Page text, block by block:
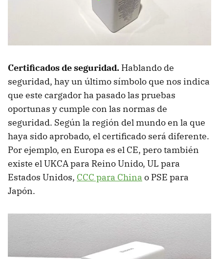
Certificados de seguridad. Hablando de
seguridad, hay un último símbolo que nos indica
que este cargador ha pasado las pruebas
oportunas y cumple con las normas de
seguridad. Según la región del mundo en la que
haya sido aprobado, el certificado será diferente.
Por ejemplo, en Europa es el CE, pero también
existe el UKCA para Reino Unido, UL para
Estados Unidos, CCC para China o PSE para
Japón.